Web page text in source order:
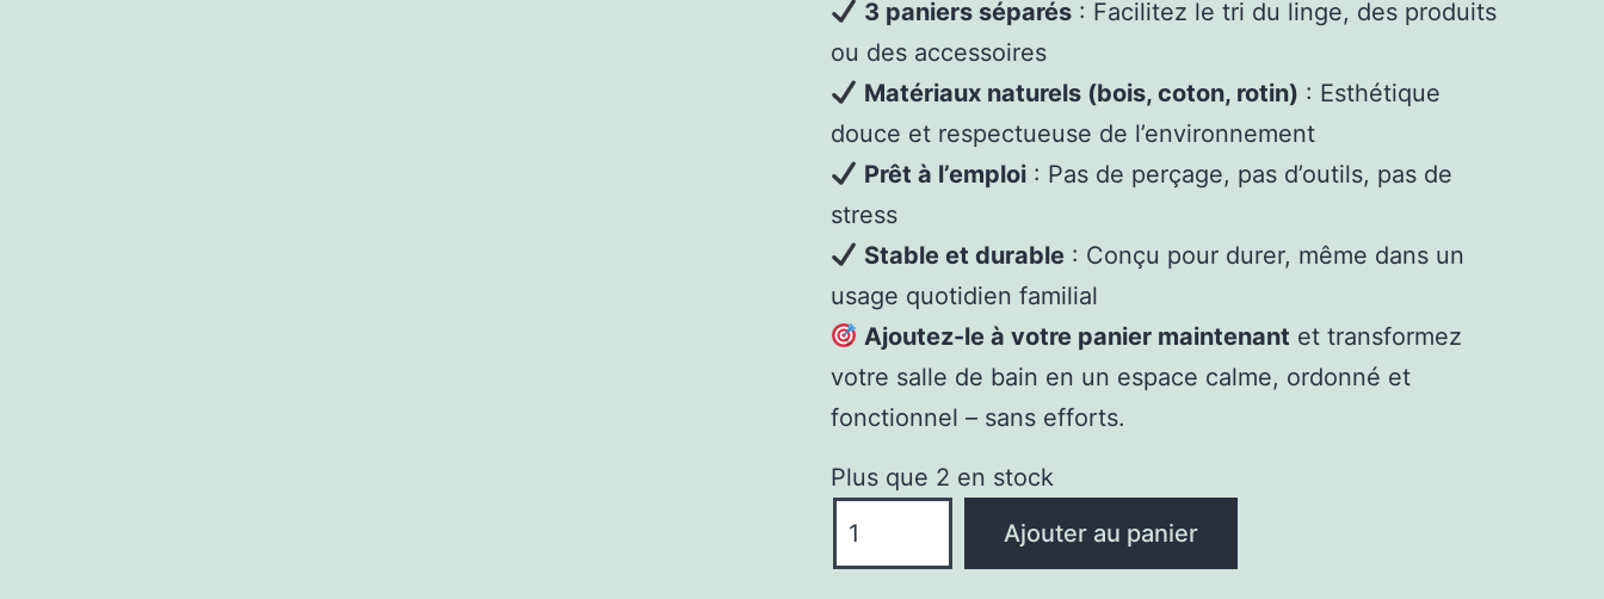
3 paniers séparés : Facilitez le tri du linge, des produits
ou des accessoires
Matériaux naturels (bois, coton, rotin) : Esthétique
douce et respectueuse de l’environnement
Prêt à l’emploi : Pas de perçage, pas d’outils, pas de
stress
Stable et durable : Conçu pour durer, même dans un
usage quotidien familial
Ajoutez-le à votre panier maintenant et transformez
votre salle de bain en un espace calme, ordonné et
fonctionnel – sans efforts.
Plus que 2 en stock
de
Ajouter au panier